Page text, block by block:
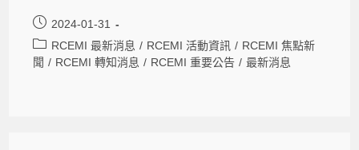
2024-01-31
RCEMI 最新消息 / RCEMI 活動資訊 / RCEMI 焦點新
聞 / RCEMI 轉知消息 / RCEMI 重要公告 / 最新消息